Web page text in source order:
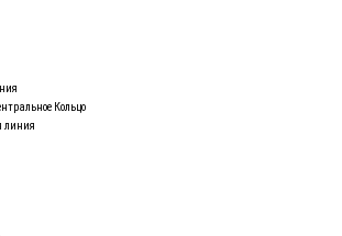
Кольцо
линия